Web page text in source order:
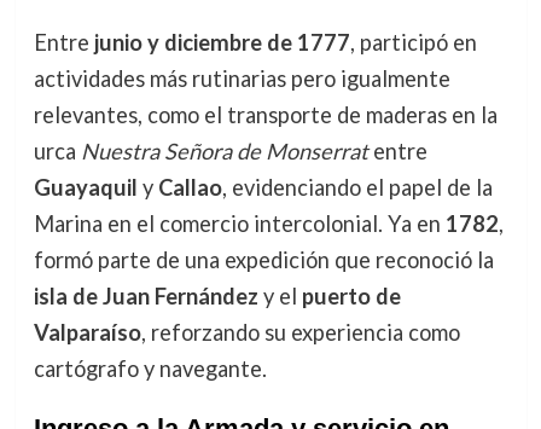
Entre junio y diciembre de 1777, participó en
actividades más rutinarias pero igualmente
relevantes, como el transporte de maderas en la
urca Nuestra Señora de Monserratentre
Guayaquil y Callao, evidenciando el papel de la
Marina en el comercio intercolonial. Ya en 1782,
formó parte de una expedición que reconoció la
isla de Juan Fernández y el puerto de
Valparaíso, reforzando su experiencia como
cartógrafo y navegante.